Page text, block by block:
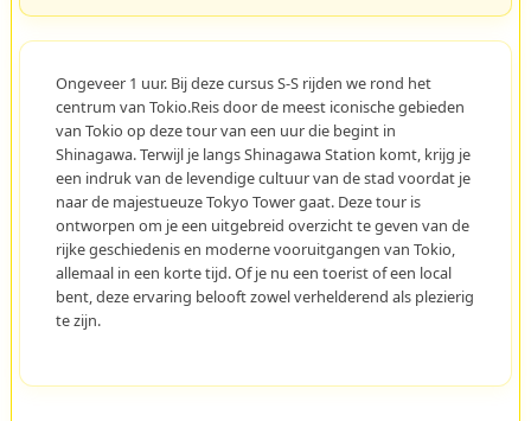
Ongeveer 1 uur. Bij deze cursus S-S rijden we rond het
centrum van Tokio.Reis door de meest iconische gebieden
van Tokio op deze tour van een uur die begint in
Shinagawa. Terwijl je langs Shinagawa Station komt, krijg je
een indruk van de levendige cultuur van de stad voordat je
naar de majestueuze Tokyo Tower gaat. Deze tour is
ontworpen om je een uitgebreid overzicht te geven van de
rijke geschiedenis en moderne vooruitgangen van Tokio,
allemaal in een korte tijd. Of je nu een toerist of een local
bent, deze ervaring belooft zowel verhelderend als plezierig
te zijn.